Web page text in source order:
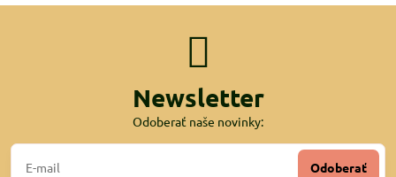
Newsletter
Odoberať naše novinky:
Odoberať